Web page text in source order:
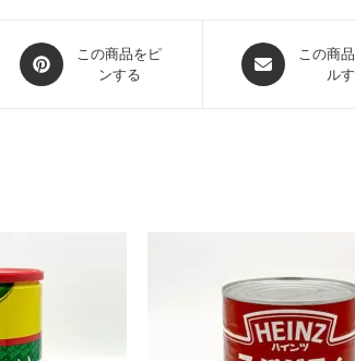
この商品をピ
ンする
この商
ル